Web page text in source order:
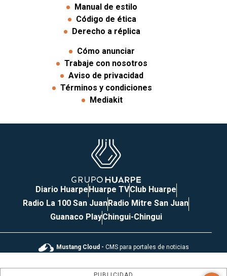
Manual de estilo
Código de ética
Derecho a réplica
Cómo anunciar
Trabaje con nosotros
Aviso de privacidad
Términos y condiciones
Mediakit
Diario HuarpeHuarpe TVClub Huarpe
Radio La 100 San JuanRadio Mitre San Juan
Guanaco PlayChingui-Chingui
Mustang Cloud - CMS para portales de noticias